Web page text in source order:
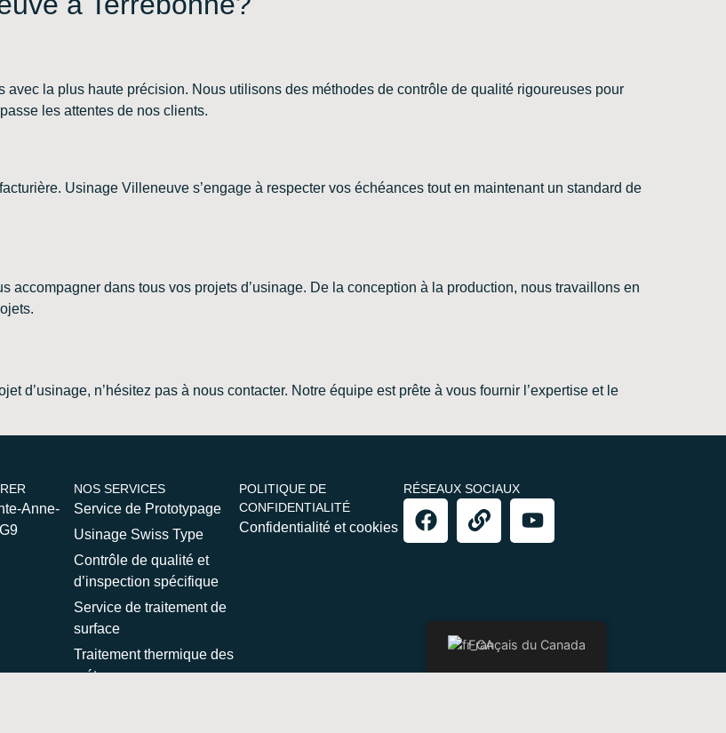
avec la plus haute précision. Nous utilisons des méthodes de contrôle de qualité rigoureuses pour
les attentes de nos clients.
Usinage Villeneuve s’engage à respecter vos échéances tout en maintenant un standard de
accompagner dans tous vos projets d’usinage. De la conception à la production, nous travaillons en
d’usinage, n’hésitez pas à nous contacter. Notre équipe est prête à vous fournir l’expertise et le
Anne-
NOS SERVICES
Service de Prototypage
Usinage Swiss Type
Contrôle de qualité et
d’inspection spécifique
Service de traitement de
surface
Traitement thermique des
métaux
POLITIQUE DE
CONFIDENTIALITÉ
Confidentialité et cookies
RÉSEAUX SOCIAUX
Français du Canada